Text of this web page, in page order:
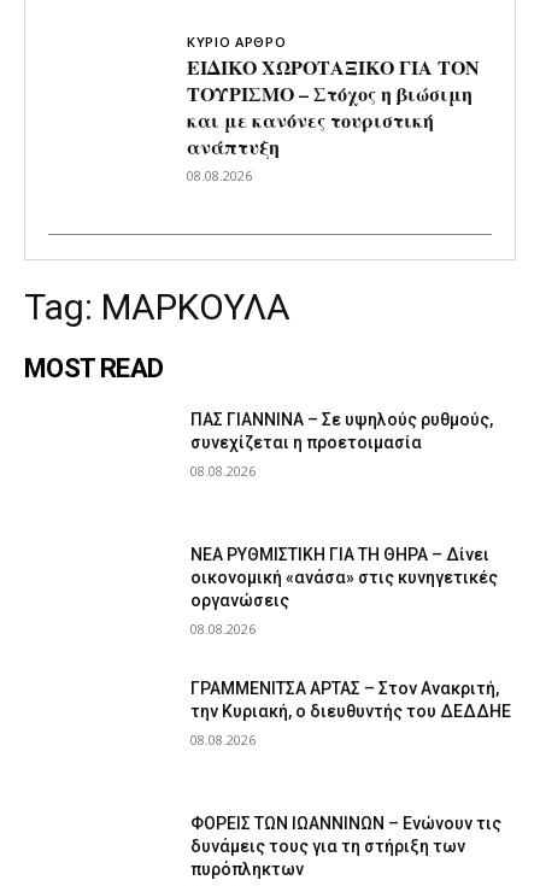
ΚΥΡΙΟ ΑΡΘΡΟ
ΕΙΔΙΚΟ ΧΩΡΟΤΑΞΙΚΟ ΓΙΑ ΤΟΝ
ΤΟΥΡΙΣΜΟ – Στόχος η βιώσιμη
και με κανόνες τουριστική
ανάπτυξη
08.08.2026
Tag: ΜΑΡΚΟΥΛΑ
MOST READ
ΠΑΣ ΓΙΑΝΝΙΝΑ – Σε υψηλούς ρυθμούς,
συνεχίζεται η προετοιμασία
08.08.2026
ΝΕΑ ΡΥΘΜΙΣΤΙΚΗ ΓΙΑ ΤΗ ΘΗΡΑ – Δίνει
οικονομική «ανάσα» στις κυνηγετικές
οργανώσεις
08.08.2026
ΓΡΑΜΜΕΝΙΤΣΑ ΑΡΤΑΣ – Στον Ανακριτή,
την Κυριακή, ο διευθυντής του ΔΕΔΔΗΕ
08.08.2026
ΦΟΡΕΙΣ ΤΩΝ ΙΩΑΝΝΙΝΩΝ – Ενώνουν τις
δυνάμεις τους για τη στήριξη των
πυρόπληκτων